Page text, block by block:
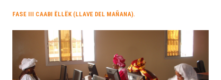
FASE III CAABI ËLLËK (LLAVE DEL MAÑANA).